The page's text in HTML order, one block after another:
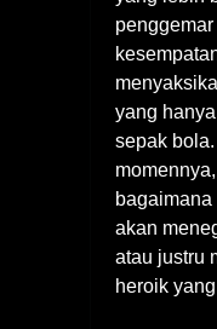
yang
sepak
akan
atau justru
heroik